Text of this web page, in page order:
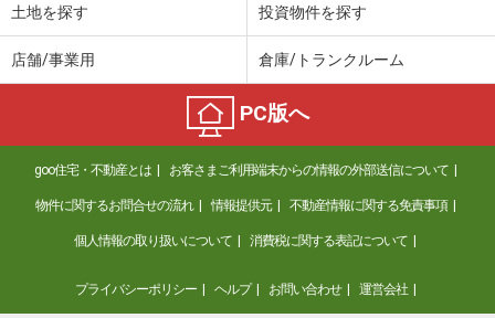
岐阜県岐阜市下土居３
専有面積 29.7m²
住 所
岐阜県岐阜市田神
専有面積
41.66m²
土地を探す 投資物件を探す
店舗/事業用 倉庫/トランクルーム
PC版へ
goo住宅・不動産とは お客さまご利用端末からの情報の外部送信について
物件に関するお問合せの流れ 情報提供元 不動産情報に関する免責事項
個人情報の取り扱いについて 消費税に関する表記について
プライバシーポリシー ヘルプ お問い合わせ 運営会社